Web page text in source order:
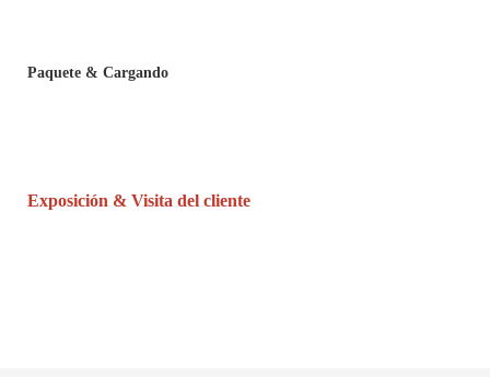
Paquete & Cargando
Exposición & Visita del cliente